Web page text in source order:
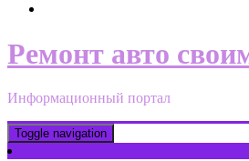
Ремонт авто
Информационный портал
Toggle navigation